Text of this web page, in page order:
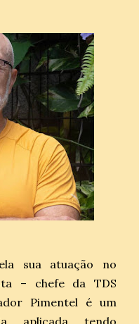
sua atuação no
– chefe da TDS
Pimentel é um
aplicada tendo